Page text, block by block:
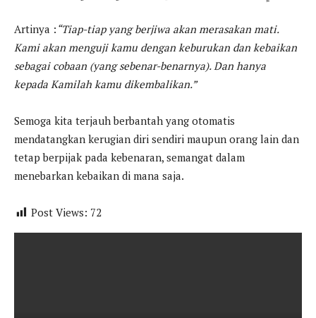
Artinya : “Tiap-tiap yang berjiwa akan merasakan mati.
Kami akan menguji kamu dengan keburukan dan kebaikan
sebagai cobaan (yang sebenar-benarnya). Dan hanya
kepada Kamilah kamu dikembalikan.”
Semoga kita terjauh berbantah yang otomatis
mendatangkan kerugian diri sendiri maupun orang lain dan
tetap berpijak pada kebenaran, semangat dalam
menebarkan kebaikan di mana saja.
Post Views: 72